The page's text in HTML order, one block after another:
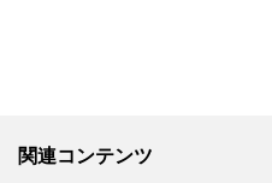
関連コンテンツ